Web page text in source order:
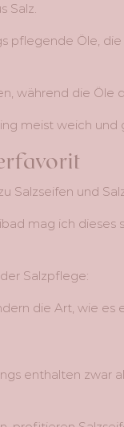
Salz.
pflegende Öle,
während die Öle
meist weich und
Salzseifen und
mag ich dieses
Salzpflege:
die Art, wie es
enthalten zwar